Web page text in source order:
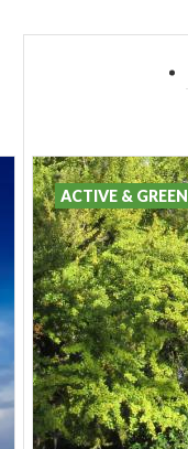
ACTIVE & GREEN